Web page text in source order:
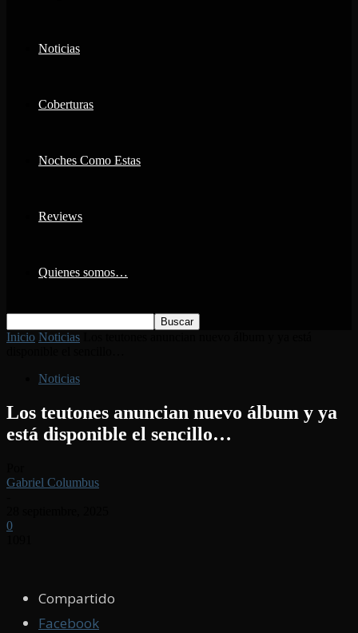
Noticias
Coberturas
Noches Como Estas
Reviews
Quienes somos…
Inicio Noticias
Noticias
Los teutones anuncian nuevo álbum y ya
está disponible el sencillo…
Gabriel Columbus
0
Compartido
Facebook